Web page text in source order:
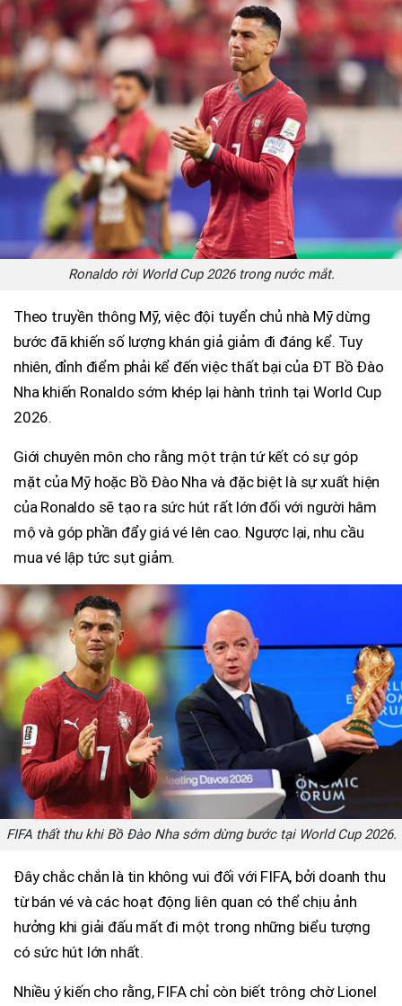
Ronaldo rời World Cup 2026 trong nước mắt.
Theo truyền thông Mỹ, việc đội tuyển chủ nhà Mỹ dừng
bước đã khiến số lượng khán giả giảm đi đáng kể. Tuy
nhiên, đỉnh điểm phải kể đến việc thất bại của ĐT Bồ Đào
Nha khiến Ronaldo sớm khép lại hành trình tại World Cup
2026.
Giới chuyên môn cho rằng một trận tứ kết có sự góp
mặt của Mỹ hoặc Bồ Đào Nha và đặc biệt là sự xuất hiện
của Ronaldo sẽ tạo ra sức hút rất lớn đối với người hâm
mộ và góp phần đẩy giá vé lên cao. Ngược lại, nhu cầu
mua vé lập tức sụt giảm.
FIFA thất thu khi Bồ Đào Nha sớm dừng bước tại World Cup 2026.
Đây chắc chắn là tin không vui đối với FIFA, bởi doanh thu
từ bán vé và các hoạt động liên quan có thể chịu ảnh
hưởng khi giải đấu mất đi một trong những biểu tượng
có sức hút lớn nhất.
Nhiều ý kiến cho rằng, FIFA chỉ còn biết trông chờ Lionel